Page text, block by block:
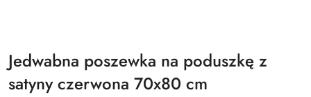
Jedwabna poszewka na poduszkę z
satyny czerwona 70x80 cm